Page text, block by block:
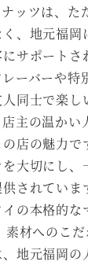
ッツは、た
、地元福岡
サポートさ
ーバーや特
同士で楽し
主の温かい
店の魅力で
大切にし、
されていま
の本格的な
素材へのこ
地元福岡の